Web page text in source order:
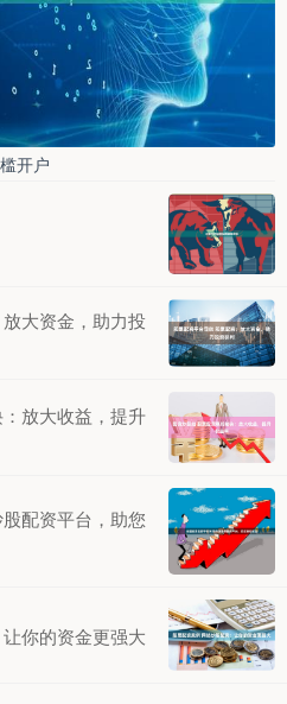
开户
大资金，助力投
放大收益，提升
配资平台，助您
你的资金更强大